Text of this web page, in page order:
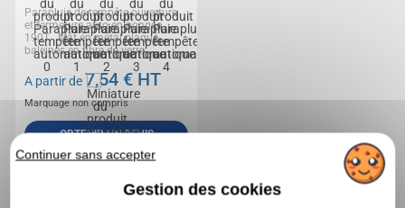
Parapluie de tempête ouverture
et fermeture auto en pongee
190T . Mât en métal plaqué,
baleines en fibre de verre...
A partir de 7,54 € HT
Marquage non compris
OBTENIR UN DEVIS
Réf. 00013V0050573
Continuer sans accepter
Gestion des cookies